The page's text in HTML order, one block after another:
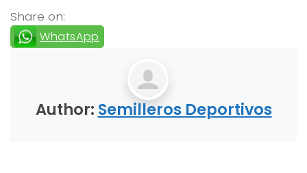
Share on:
WhatsApp
Author: Semilleros Deportivos